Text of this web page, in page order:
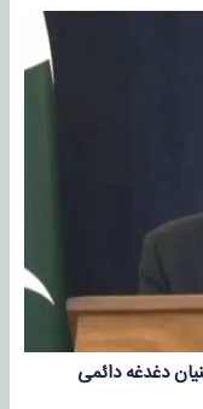
دغدغه دائمی